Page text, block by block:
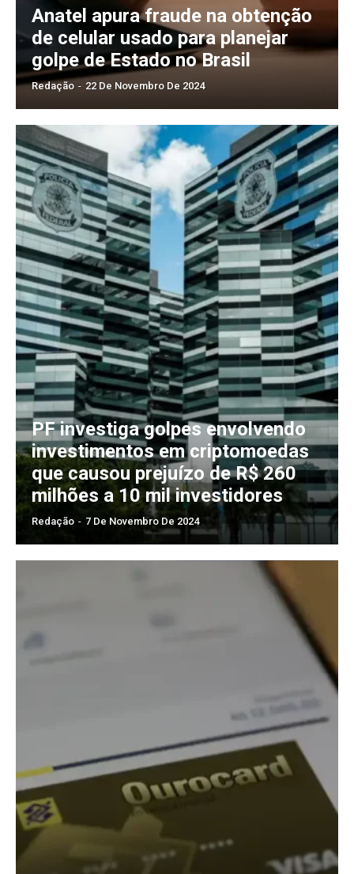
Anatel apura fraude na obtenção
de celular usado para planejar
golpe de Estado no Brasil
Redação - 22 De Novembro De 2024
PF investiga golpes envolvendo
investimentos em criptomoedas
que causou prejuízo de R$ 260
milhões a 10 mil investidores
Redação - 7 De Novembro De 2024